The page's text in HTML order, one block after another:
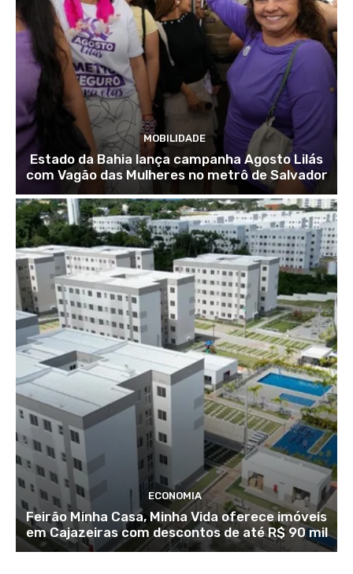
MOBILIDADE
Estado da Bahia lança campanha Agosto Lilás
com Vagão das Mulheres no metrô de Salvador
ECONOMIA
Feirão Minha Casa, Minha Vida oferece imóveis
em Cajazeiras com descontos de até R$ 90 mil